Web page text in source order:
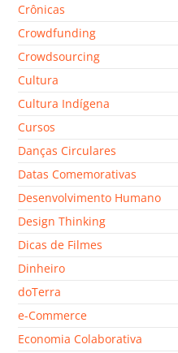
Crônicas
Crowdfunding
Crowdsourcing
Cultura
Cultura Indígena
Cursos
Danças Circulares
Datas Comemorativas
Desenvolvimento Humano
Design Thinking
Dicas de Filmes
Dinheiro
doTerra
e-Commerce
Economia Colaborativa